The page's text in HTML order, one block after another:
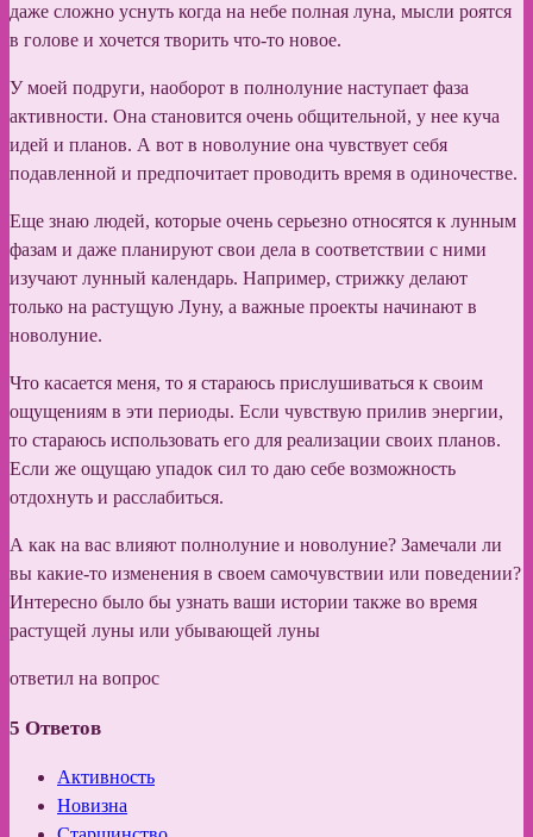
даже сложно уснуть когда на небе полная луна, мысли роятся
в голове и хочется творить что-то новое.
У моей подруги, наоборот в полнолуние наступает фаза
активности. Она становится очень общительной, у нее куча
идей и планов. А вот в новолуние она чувствует себя
подавленной и предпочитает проводить время в одиночестве.
Еще знаю людей, которые очень серьезно относятся к лунным
фазам и даже планируют свои дела в соответствии с ними
изучают лунный календарь. Например, стрижку делают
только на растущую Луну, а важные проекты начинают в
новолуние.
Что касается меня, то я стараюсь прислушиваться к своим
ощущениям в эти периоды. Если чувствую прилив энергии,
то стараюсь использовать его для реализации своих планов.
Если же ощущаю упадок сил то даю себе возможность
отдохнуть и расслабиться.
А как на вас влияют полнолуние и новолуние? Замечали ли
вы какие-то изменения в своем самочувствии или поведении?
Интересно было бы узнать ваши истории также во время
растущей луны или убывающей луны
ответил на вопрос
5 Ответов
Активность
Новизна